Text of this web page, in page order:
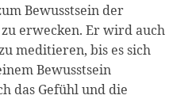
Bewusstsein der
erwecken. Er wird auch
meditieren, bis es sich
Bewusstsein
das Gefühl und die